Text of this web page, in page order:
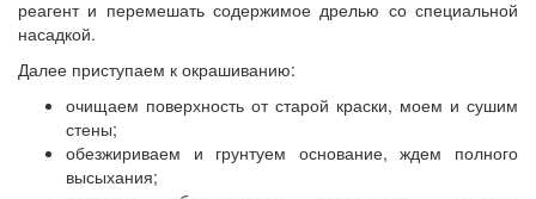
реагент и перемешать содержимое дрелью со специальной
насадкой.
Далее приступаем к окрашиванию:
очищаем поверхность от старой краски, моем и сушим
стены;
обезжириваем и грунтуем основание, ждем полного
высыхания;